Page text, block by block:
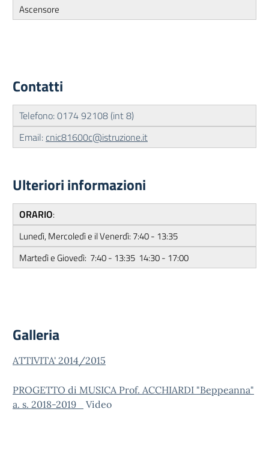
Ascensore
Contatti
Telefono: 0174 92108 (int 8)
Email: cnic81600c@istruzione.it
Ulteriori informazioni
ORARIO:
Lunedì, Mercoledì e il Venerdì: 7:40 - 13:35
Martedì e Giovedì: 7:40 - 13:35 14:30 - 17:00
Galleria
ATTIVITA' 2014/2015
PROGETTO di MUSICA Prof. ACCHIARDI "Beppeanna"
a. s. 2018-2019
Video